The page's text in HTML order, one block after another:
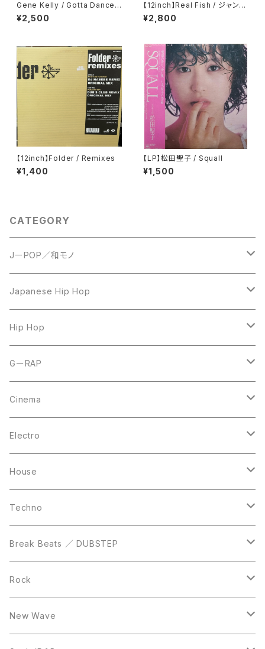
Gene Kelly / Gotta Dance:
Best of [Import]
¥2,500
【12inch】Real Fish / ジャンク
ビート東京
¥2,800
【12inch】Folder / Remixes
¥1,400
【LP】松田聖子 / Squall
¥1,500
CATEGORY
JーPOP／和モノ
LP
7inch
CD
12inch
10inch
Casette Tape
Japanese Hip Hop
12inch
LP
Hip Hop
LP
12inch
CD
GーRAP
12inch
LP
Cinema
LP
12inch
DVD
Electro
12inch
LP
House
LP
12inch
10inch
Techno
12inch
LP
Break Beats ／ DUBSTEP
12inch
LP
Rock
12inch
New Wave